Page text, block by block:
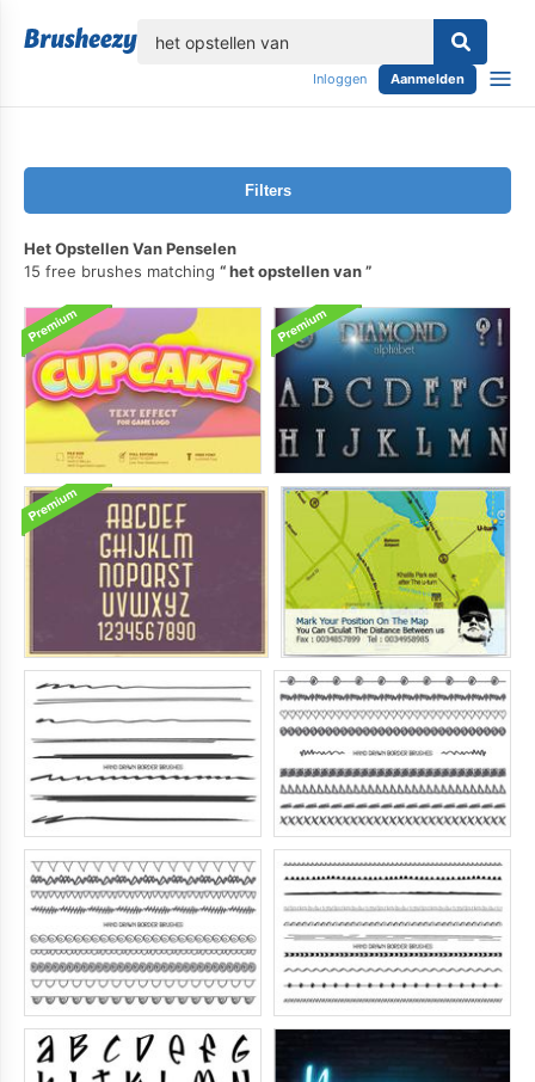
Inloggen Aanmelden
Filters
Het Opstellen Van Penselen
15 free brushes matching
het opstellen van